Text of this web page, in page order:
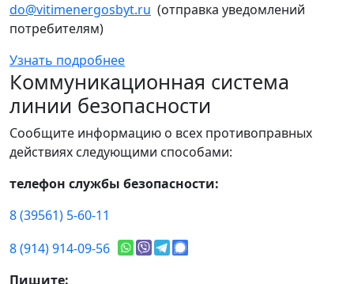
do@vitimenergosbyt.ru (отправка уведомлений
потребителям)
Узнать подробнее
Коммуникационная система
линии безопасности
Сообщите информацию о всех противоправных
действиях следующими способами:
телефон службы безопасности:
8 (39561) 5-60-11
8 (914) 914-09-56
Пишите: